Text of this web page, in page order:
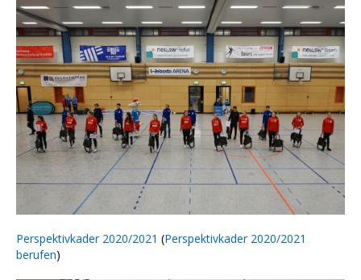
Perspektivkader 2020/2021 (Perspektivkader 2020/2021
berufen)